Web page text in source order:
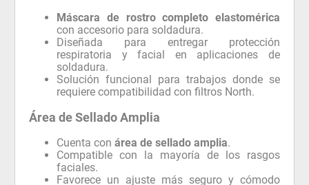
Máscara de rostro completo elastomérica
con accesorio para soldadura.
Diseñada para entregar protección
respiratoria y facial en aplicaciones de
soldadura.
Solución funcional para trabajos donde se
requiere compatibilidad con filtros North.
Área de Sellado Amplia
Cuenta conárea de sellado amplia.
Compatible con la mayoría de los rasgos
faciales.
Favorece un ajuste más seguro y cómodo